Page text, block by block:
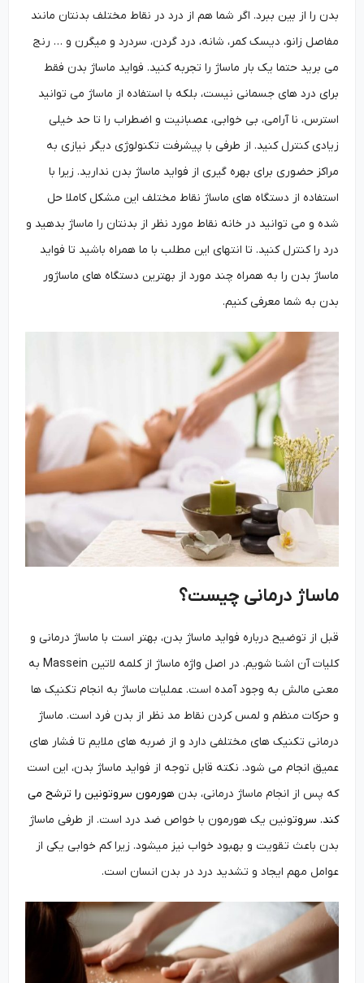
بدن را از بین ببرد. اگر شما هم از درد در نقاط مختلف بدنتان مانند
مفاصل زانو، دیسک کمر، شانه، درد گردن، سردرد و میگرن و … رنج
می برید حتما یک بار ماساژ را تجربه کنید. فواید ماساژ بدن فقط
برای درد های جسمانی نیست، بلکه با استفاده از ماساژ می توانید
استرس، نا آرامی، بی خوابی، عصبانیت و اضطراب را تا حد خیلی
زیادی کنترل کنید. از طرفی با پیشرفت تکنولوژی دیگر نیازی به
مراکز حضوری برای بهره گیری از فواید ماساژ بدن ندارید. زیرا با
استفاده از دستگاه های ماساژ نقاط مختلف این مشکل کاملا حل
شده و می توانید در خانه نقاط مورد نظر از بدنتان را ماساژ بدهید و
درد را کنترل کنید. تا انتهای این مطلب با ما همراه باشید تا فواید
ماساژ بدن را به همراه چند مورد از بهترین دستگاه های ماساژور
بدن به شما معرفی کنیم.
ماساژ درمانی چیست؟
قبل از توضیح درباره فواید ماساژ بدن، بهتر است با ماساژ درمانی و
کلیات آن اشنا شویم. در اصل واژه ماساژ از کلمه لاتین Massein به
معنی مالش به وجود آمده است. عملیات ماساژ به انجام تکنیک ها
و حرکات منظم و لمس کردن نقاط مد نظر از بدن فرد است. ماساژ
درمانی تکنیک های مختلفی دارد و از ضربه های ملایم تا فشار های
عمیق انجام می شود. نکته قابل توجه از فواید ماساژ بدن، این است
که پس از انجام ماساژ درمانی، بدن هورمون سروتونینرا ترشح می
کند. سروت ونین یک هورمون با خواص ضد درد است. از طرفی ماساژ
بدن باعث تقویت و بهبود خواب نیز میشود. زیرا کم خوابی یکی از
عوامل مهم ایجاد و تشدید درد در بدن انسان است.